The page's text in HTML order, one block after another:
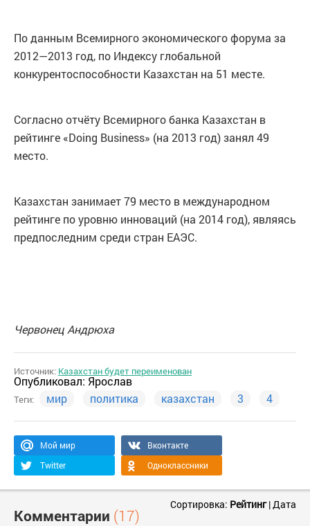
По данным Всемирного экономического форума за
2012—2013 год, по Индексу глобальной
конкурентоспособности Казахстан на 51 месте.
Согласно отчёту Всемирного банка Казахстан в
рейтинге «Doing Business» (на 2013 год) занял 49
место.
Казахстан занимает 79 место в международном
рейтинге по уровню инноваций (на 2014 год), являясь
предпоследним среди стран ЕАЭС.
Червонец Андрюха
Источник: Казахстан будет переименован
Опубликовал: Ярослав
Теги: мир политика казахстан 3 4
Мой мир
Вконтакте
Twitter
Одноклассники
Комментарии (17)
Сортировка: Рейтинг|Дата